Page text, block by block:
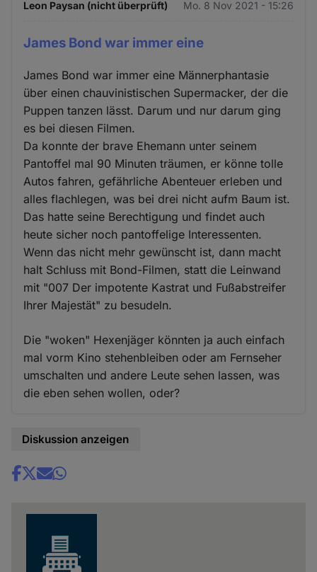
Leon Paysan (nicht überprüft) Mo. 8 Nov 2021 - 15:26
James Bond war immer eine
James Bond war immer eine Männerphantasie
über einen chauvinistischen Supermacker, der die
Puppen tanzen lässt. Darum und nur darum ging
es bei diesen Filmen.
Da konnte der brave Ehemann unter seinem
Pantoffel mal 90 Minuten träumen, er könne tolle
Autos fahren, gefährliche Abenteuer erleben und
alles flachlegen, was bei drei nicht aufm Baum ist.
Das hatte seine Berechtigung und findet auch
heute sicher noch pantoffelige Interessenten.
Wenn das nicht mehr gewünscht ist, dann macht
halt Schluss mit Bond-Filmen, statt die Leinwand
mit "007 Der impotente Kastrat und Fußabstreifer
Ihrer Majestät" zu besudeln.
Die "woken" Hexenjäger könnten ja auch einfach
mal vorm Kino stehenbleiben oder am Fernseher
umschalten und andere Leute sehen lassen, was
die eben sehen wollen, oder?
Diskussion anzeigen
Share